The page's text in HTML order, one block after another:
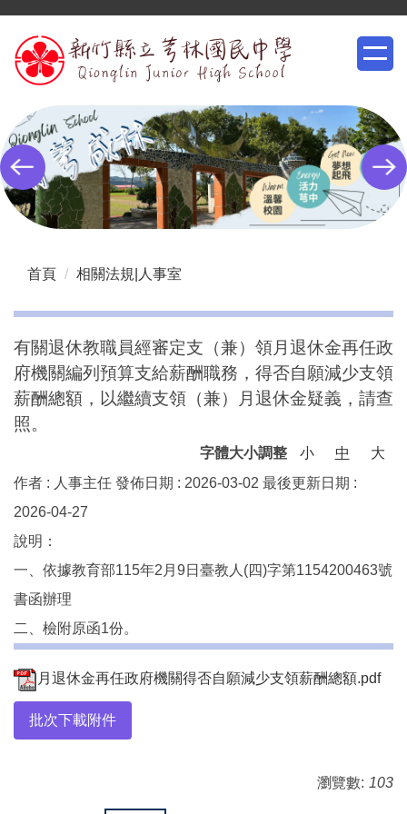
到
主
內
容
區
首頁 相關法規|人事室
有關退休教職員經審定支（兼）領月退休金再任政
府機關編列預算支給薪酬職務，得否自願減少支領
薪酬總額，以繼續支領（兼）月退休金疑義，請查
照。
字體大小調整 小 中
大
作者 : 人事主任 發佈日期 : 2026-03-02 最後更新日期 :
2026-04-27
說明：
一、依據教育部115年2月9日臺教人(四)字第1154200463號
書函辦理
二、檢附原函1份。
月退休金再任政府機關得否自願減少支領薪酬總額.pdf
批次下載附件
瀏覽數: 103